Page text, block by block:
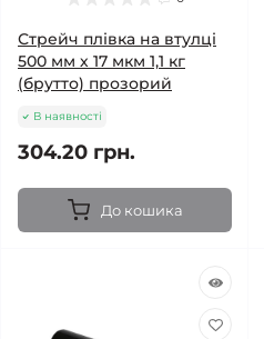
Стрейч плівка на втулці
500 мм х 17 мкм 1,1 кг
(брутто) прозорий
В наявності
304.20 грн.
До кошика